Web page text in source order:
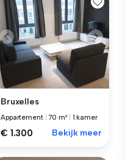
Bruxelles
Appartement |70 m² 1 kamer
€ 1.300 Bekijk meer